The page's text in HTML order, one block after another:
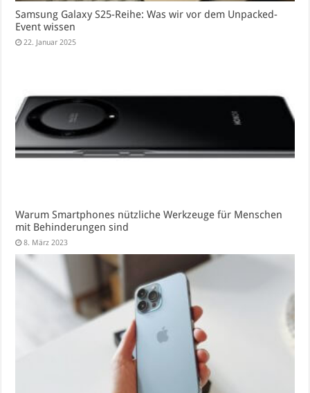
Samsung Galaxy S25-Reihe: Was wir vor dem Unpacked-
Event wissen
22. Januar 2025
Warum Smartphones nützliche Werkzeuge für Menschen
mit Behinderungen sind
8. März 2023